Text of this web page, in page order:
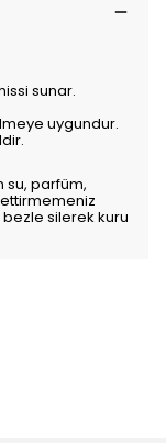
sunar.
uygundur.
su, parfüm,
bezle silerek kuru